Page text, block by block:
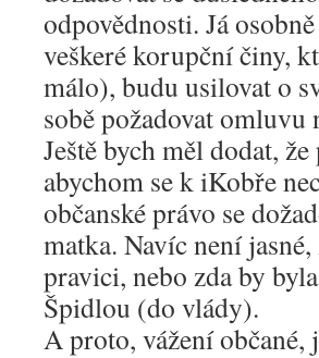
odpovědnosti. Já
veškeré korupční činy,
málo), budu usilovat o
sobě požadovat
Ještě bych měl dodat,
abychom se k iKobře
občanské právo se
matka. Navíc není
pravici, nebo zda by
Špidlou (do vlády).
A proto, vážení